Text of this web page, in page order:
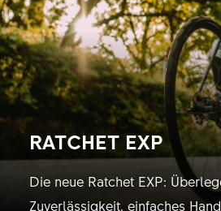
RATCHET EXP
Die neue Ratchet EXP:
Zuverlässigkeit, einfaches